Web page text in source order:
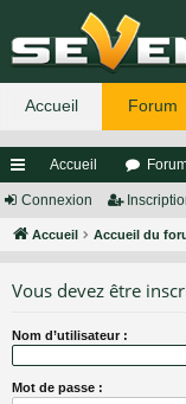
ac
co
s
Accueil
Connexion
Accueil Accueil du
Vous devez être
Nom d’utilisateur :
Mot de passe :